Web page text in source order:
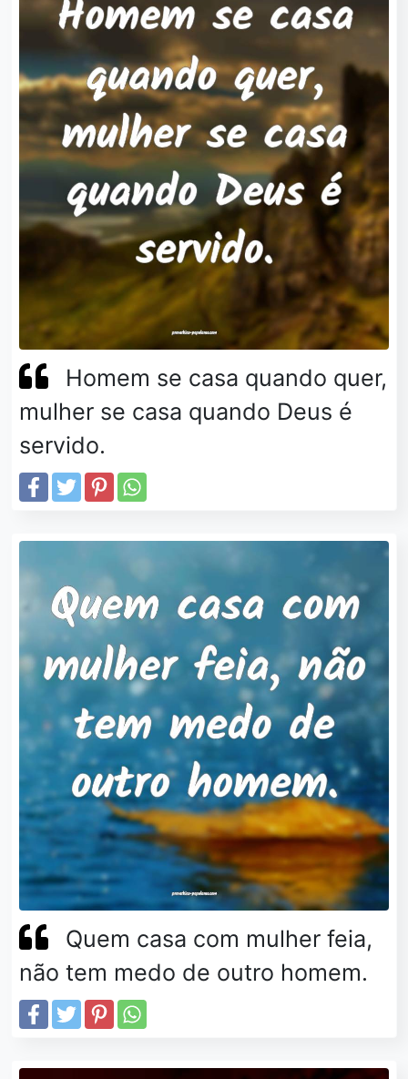
Homem se casa quando quer,
mulher se casa quando Deus é
servido.
Quem casa com mulher feia,
não tem medo de outro homem.